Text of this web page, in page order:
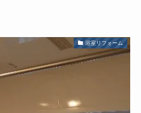
浴室リフォーム